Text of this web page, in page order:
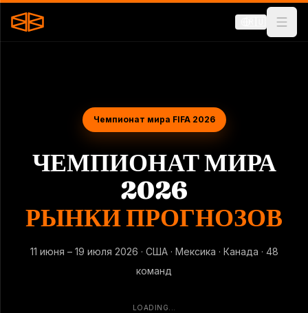
Чемпионат мира FIFA 2026
ЧЕМПИОНАТ МИРА
2026
РЫНКИ ПРОГНОЗОВ
11 июня – 19 июля 2026 · США · Мексика · Канада · 48
команд
LOADING...